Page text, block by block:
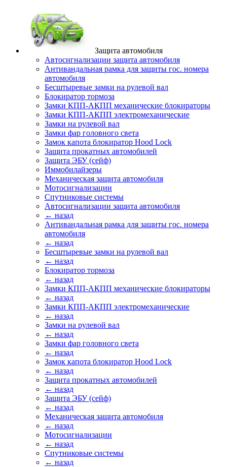
Защита автомобиля
Автосигнализации защита автомобиля
Антивандальная рамка для защиты гос. номера
автомобиля
Бесштыревые замки на рулевой вал
Блокиратор тормоза
Замки КПП-АКПП механические блокираторы
Замки КПП-АКПП электромеханические
Замки на рулевой вал
Замки фар головного света
Замок капота блокиратор Hood Lock
Защита прокатных автомобилей
Защита ЭБУ (сейф)
Иммобилайзеры
Механическая защита автомобиля
Мотосигнализации
Спутниковые системы
Автосигнализации защита автомобиля
← назад
Антивандальная рамка для защиты гос. номера
автомобиля
← назад
Бесштыревые замки на рулевой вал
← назад
Блокиратор тормоза
← назад
Замки КПП-АКПП механические блокираторы
← назад
Замки КПП-АКПП электромеханические
← назад
Замки на рулевой вал
← назад
Замки фар головного света
← назад
Замок капота блокиратор Hood Lock
← назад
Защита прокатных автомобилей
← назад
Защита ЭБУ (сейф)
← назад
Механическая защита автомобиля
← назад
Мотосигнализации
← назад
Спутниковые системы
← назад